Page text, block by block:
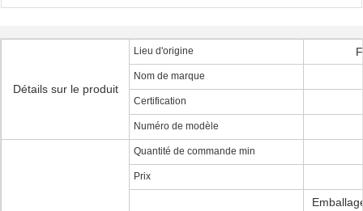
Détails sur le produit
Lieu d'origine
Nom de marque
Certification
Numéro de modèle
Quantité de commande min
Prix